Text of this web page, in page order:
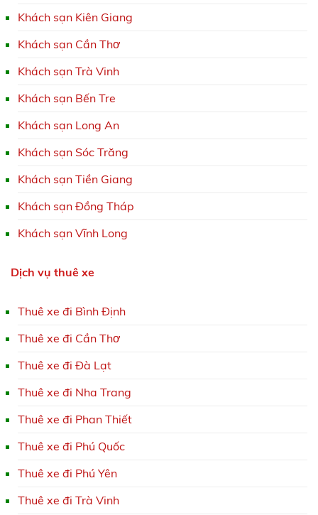
Khách sạn Kiên Giang
Khách sạn Cần Thơ
Khách sạn Trà Vinh
Khách sạn Bến Tre
Khách sạn Long An
Khách sạn Sóc Trăng
Khách sạn Tiền Giang
Khách sạn Đồng Tháp
Khách sạn Vĩnh Long
Dịch vụ thuê xe
Thuê xe đi Bình Định
Thuê xe đi Cần Thơ
Thuê xe đi Đà Lạt
Thuê xe đi Nha Trang
Thuê xe đi Phan Thiết
Thuê xe đi Phú Quốc
Thuê xe đi Phú Yên
Thuê xe đi Trà Vinh